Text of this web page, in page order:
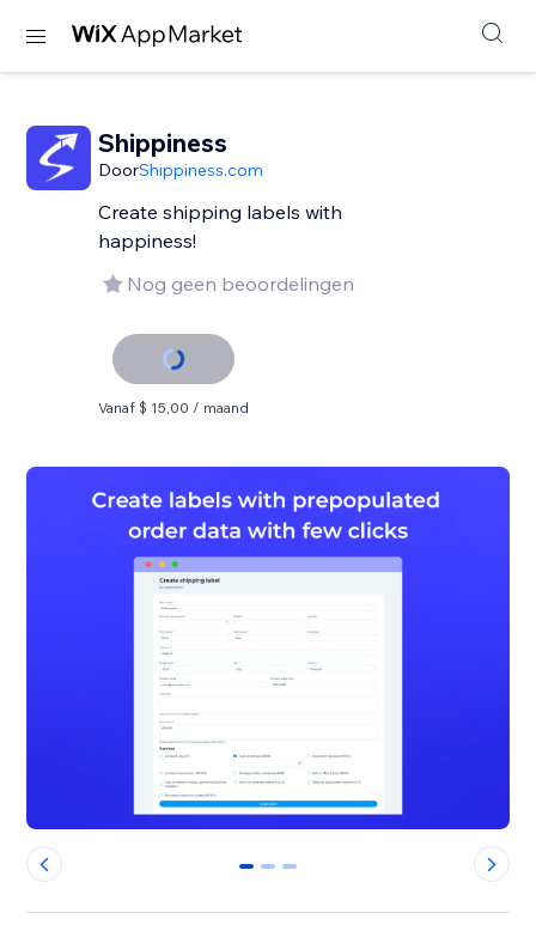
Shippiness
DoorShippiness.com
Create shipping labels with
happiness!
Nog geen beoordelingen
Vanaf $ 15,00 / maand
0 1 2